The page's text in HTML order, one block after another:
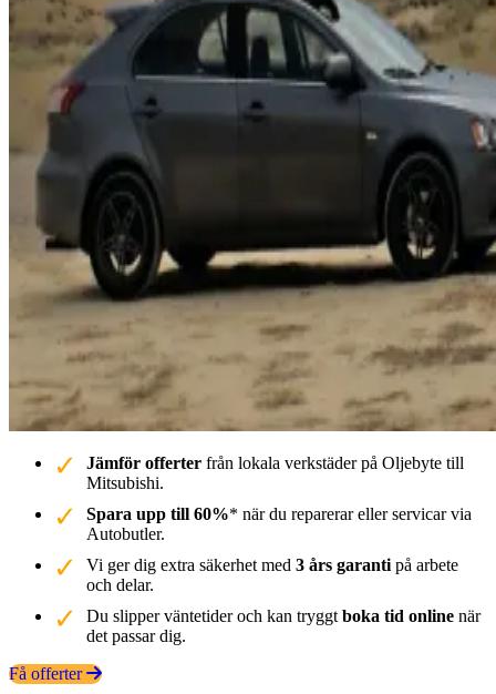
Jämför offerter från lokala verkstäder på Oljebyte till
Mitsubishi.
Spara upp till 60%* när du reparerar eller servicar via
Autobutler.
Vi ger dig extra säkerhet med 3 års garanti på arbete
och delar.
Du slipper väntetider och kan tryggt boka tid online när
det passar dig.
Få offerter